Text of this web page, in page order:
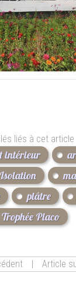
liés à cet article
intérieur
Isolation
plâtre
Trophée Placo
| Article